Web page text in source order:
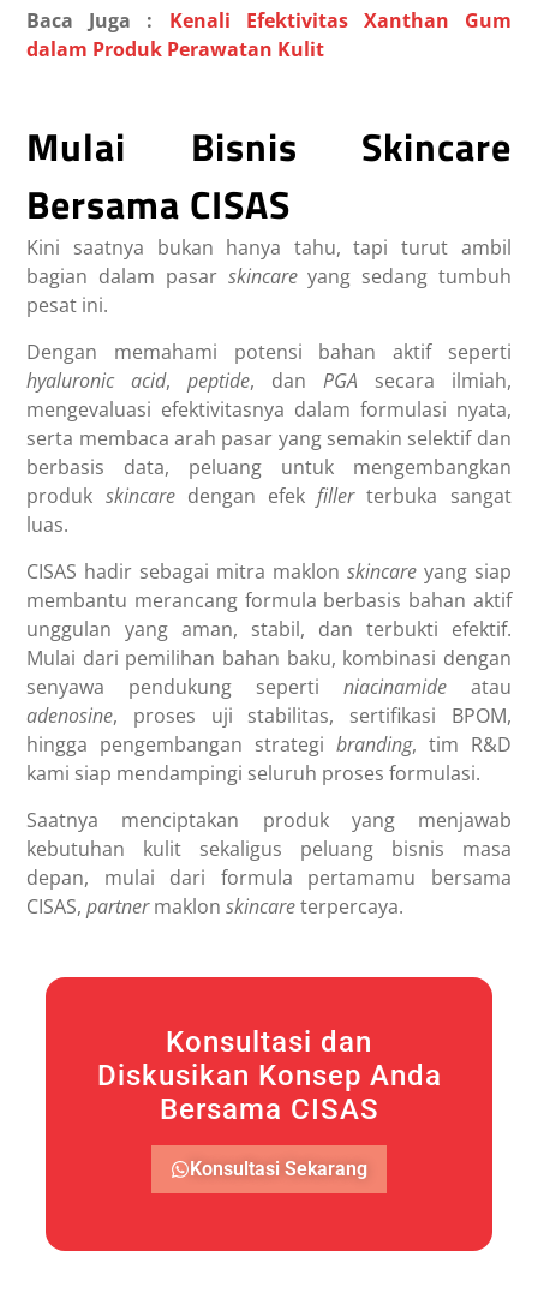
Baca Juga : Kenali Efektivitas Xanthan Gum
dalam Produk Perawatan Kulit
Mulai Bisnis Skincare
Bersama CISAS
Kini saatnya bukan hanya tahu, tapi turut ambil
bagian dalam pasar skincareyang sedang tumbuh
pesat ini.
Dengan memahami potensi bahan aktif seperti
hyaluronic acid,peptide, dan PGA secara ilmiah,
mengevaluasi efektivitasnya dalam formulasi nyata,
serta membaca arah pasar yang semakin selektif dan
berbasis data, peluang untuk mengembangkan
produk skincaredengan efek fillerterbuka sangat
luas.
CISAS hadir sebagai mitra maklon skincare yang siap
membantu merancang formula berbasis bahan aktif
unggulan yang aman, stabil, dan terbukti efektif.
Mulai dari pemilihan bahan baku, kombinasi dengan
senyawa pendukung seperti niacinamide atau
adenosine, proses uji stabilitas, sertifikasi BPOM,
hingga pengembangan strategi branding, tim R&D
kami siap mendampingi seluruh proses formulasi.
Saatnya menciptakan produk yang menjawab
kebutuhan kulit sekaligus peluang bisnis masa
depan, mulai dari formula pertamamu bersama
CISAS, partnermaklonskincareterpercaya.
Konsultasi dan
Diskusikan Konsep Anda
Bersama CISAS
Konsultasi Sekarang